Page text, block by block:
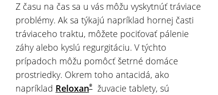
Z času na čas sa u vás môžu vyskytnúť tráviace
problémy. Ak sa týkajú napríklad hornej časti
tráviaceho traktu, môžete pociťovať pálenie
záhy alebo kyslú regurgitáciu. V týchto
prípadoch môžu pomôcť šetrné domáce
prostriedky. Okrem toho antacidá, ako
napríklad Reloxan®
žuvacie tablety, sú